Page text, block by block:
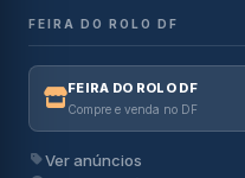
FEIRA DO ROLO DF
FEIRA DO ROLO DF
Compre e venda no DF
Ver anúncios